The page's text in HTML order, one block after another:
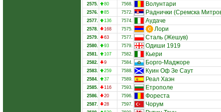
2575. 80 7568. Волунтари
2576. 85 7572. Раднички (Сремска
2577. 136 7574. Аудаче
2578. 168 7575. Лори
2579. 63 7577. Сталь (Жешув)
2580. 93 7579. Одиши 1919
2581. 107 7582. Кьери
2582. 9 7584. Борго-Маджоре
2583. 259 7588. Куин Оф Зе Саут
2584. 37 7589. Реал Хаэн
2585. 116 7593. Етрополе
2586. 20 7596. Фореста
2587. 28 7597. Чорум